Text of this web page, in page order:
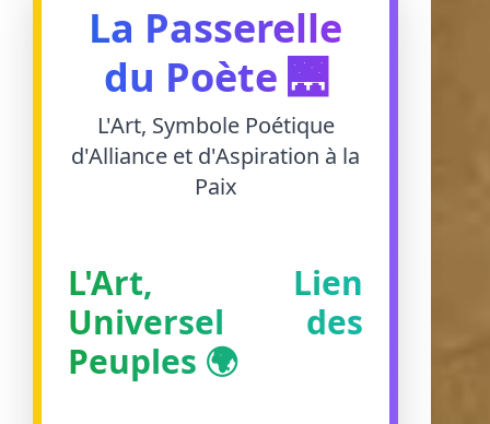
La Passerelle
du Poète 🌉
L'Art, Symbole Poétique
d'Alliance et d'Aspiration à la
Paix
L'Art, Lien
Universel des
Peuples 🌍